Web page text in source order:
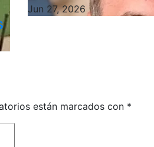
Jun 27, 2026
están marcados con *